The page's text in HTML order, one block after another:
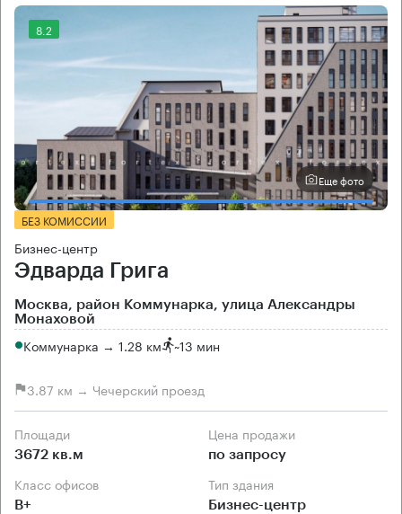
8.2
Еще фото
БЕЗ КОМИССИИ
Бизнес-центр
Эдварда Грига
Москва, район Коммунарка, улица Александры
Монаховой
Коммунарка → 1.28 км ~13 мин
3.87 км → Чечерский проезд
Площади
3672 кв.м
Цена продажи
по запросу
Класс офисов
B+
Тип здания
Бизнес-центр